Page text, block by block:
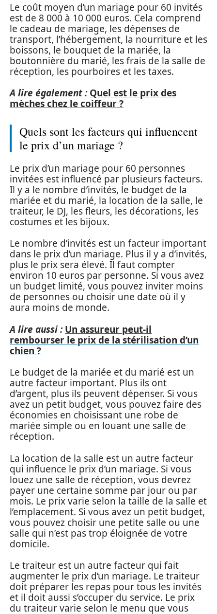
Le coût moyen d’un mariage pour 60 invités
est de 8 000 à 10 000 euros. Cela comprend
le cadeau de mariage, les dépenses de
transport, l’hébergement, la nourriture et les
boissons, le bouquet de la mariée, la
boutonnière du marié, les frais de la salle de
réception, les pourboires et les taxes.
A lire également : Quel est le prix des
mèches chez le coiffeur ?
Quels sont les facteurs qui influencent
le prix d’un mariage ?
Le prix d’un mariage pour 60 personnes
invitées est influencé par plusieurs facteurs.
Il y a le nombre d’invités, le budget de la
mariée et du marié, la location de la salle, le
traiteur, le DJ, les fleurs, les décorations, les
costumes et les bijoux.
Le nombre d’invités est un facteur important
dans le prix d’un mariage. Plus il y a d’invités,
plus le prix sera élevé. Il faut compter
environ 10 euros par personne. Si vous avez
un budget limité, vous pouvez inviter moins
de personnes ou choisir une date où il y
aura moins de monde.
A lire aussi : Un assureur peut-il
rembourser le prix de la stérilisation d’un
chien ?
Le budget de la mariée et du marié est un
autre facteur important. Plus ils ont
d’argent, plus ils peuvent dépenser. Si vous
avez un petit budget, vous pouvez faire des
économies en choisissant une robe de
mariée simple ou en louant une salle de
réception.
La location de la salle est un autre facteur
qui influence le prix d’un mariage. Si vous
louez une salle de réception, vous devrez
payer une certaine somme par jour ou par
mois. Le prix varie selon la taille de la salle et
l’emplacement. Si vous avez un petit budget,
vous pouvez choisir une petite salle ou une
salle qui n’est pas trop éloignée de votre
domicile.
Le traiteur est un autre facteur qui fait
augmenter le prix d’un mariage. Le traiteur
doit préparer les repas pour tous les invités
et il doit aussi s’occuper du service. Le prix
du traiteur varie selon le menu que vous